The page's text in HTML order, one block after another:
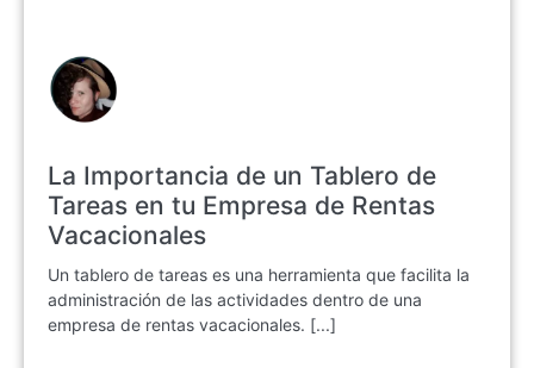
La Importancia de un Tablero de
Tareas en tu Empresa de Rentas
Vacacionales
Un tablero de tareas es una herramienta que facilita la
administración de las actividades dentro de una
empresa de rentas vacacionales. [...]